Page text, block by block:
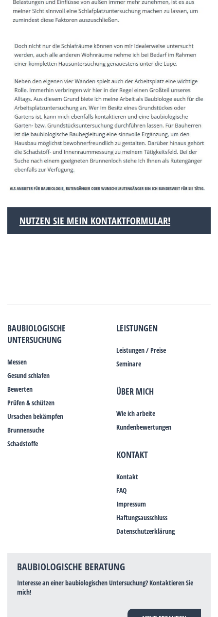
NUTZEN SIE MEIN KONTAKTFORMULAR!
BAUBIOLOGISCHE
UNTERSUCHUNG
Messen
Gesund schlafen
Bewerten
Prüfen & schützen
Ursachen bekämpfen
Brunnensuche
Schadstoffe
LEISTUNGEN
Leistungen / Preise
Seminare
ÜBER MICH
Wie ich arbeite
Kundenbewertungen
KONTAKT
Kontakt
FAQ
Impressum
Haftungsausschluss
Datenschutzerklärung
BAUBIOLOGISCHE BERATUNG
Interesse an einer baubiologischen Untersuchung? Kontaktieren Sie
mich!